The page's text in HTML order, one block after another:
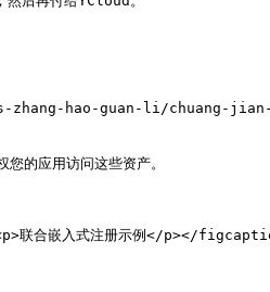
zhang-hao-guan-li/chuang-
的应用访问这些资产。
合嵌入式注册示例</p></